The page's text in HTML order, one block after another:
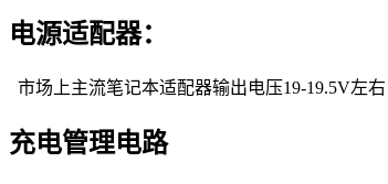
电源适配器：
市场上主流笔记本适配器输出电压19-19.5V左
充电管理电路